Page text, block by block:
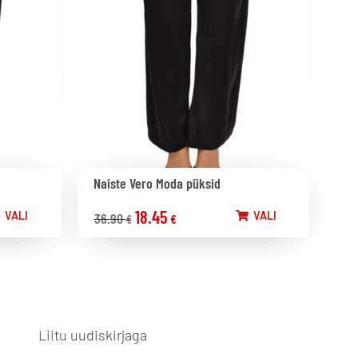
VALI
Naiste Vero Moda püksid
36.90€ 18.45 € VALI
Liitu uudiskirjaga